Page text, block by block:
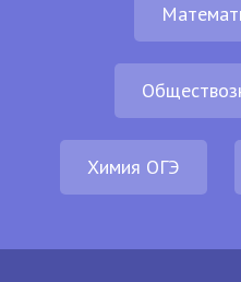
Химия ОГЭ